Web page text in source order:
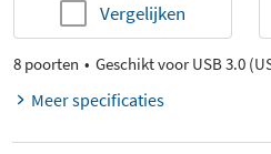
Vergelijken
8 poorten Geschikt voor USB 3.0
Meer specificaties